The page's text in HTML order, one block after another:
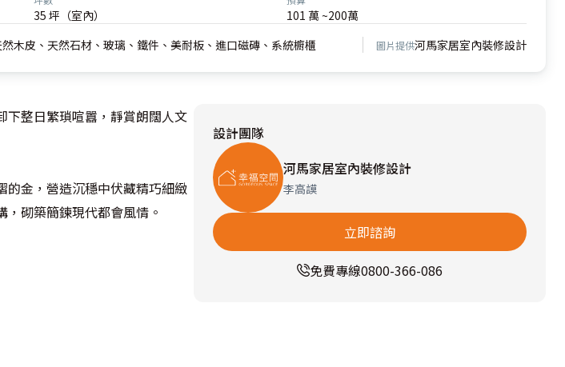
35 坪（室內） 101 萬 ~200萬
然木皮、天然石材、玻璃、鐵件、美耐板、進口磁磚、系統櫥櫃 圖片提供河馬家居室內裝修設計
下整日繁瑣喧囂，靜賞朗闊人文
的金，營造沉穩中伏藏精巧細緻
砌築簡鍊現代都會風情。
設計團隊
河馬家居室內裝修設計
李高謨
立即諮詢
免費專線0800-366-086